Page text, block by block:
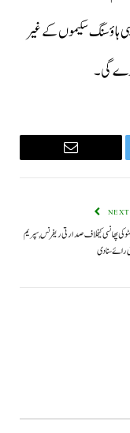
ہاؤسنگ سکیموں کے غیر
گی۔
Email
کی پھانسی کیخلاف صدارتی ریفرنس, سپریم
سنادی